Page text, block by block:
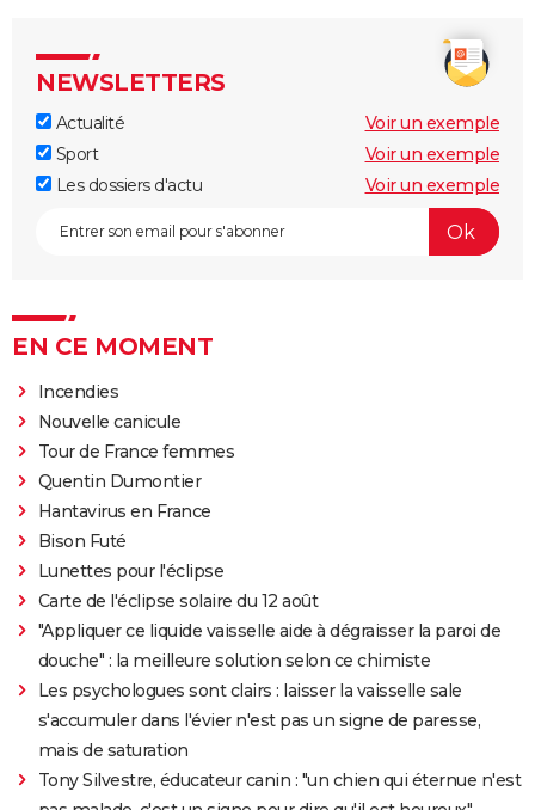
NEWSLETTERS
Actualité
Voir un exemple
Sport
Voir un exemple
Les dossiers d'actu
Voir un exemple
EN CE MOMENT
Incendies
Nouvelle canicule
Tour de France femmes
Quentin Dumontier
Hantavirus en France
Bison Futé
Lunettes pour l'éclipse
Carte de l'éclipse solaire du 12 août
"Appliquer ce liquide vaisselle aide à dégraisser la paroi de
douche" : la meilleure solution selon ce chimiste
Les psychologues sont clairs : laisser la vaisselle sale
s'accumuler dans l'évier n'est pas un signe de paresse,
mais de saturation
Tony Silvestre, éducateur canin : "un chien qui éternue n'est